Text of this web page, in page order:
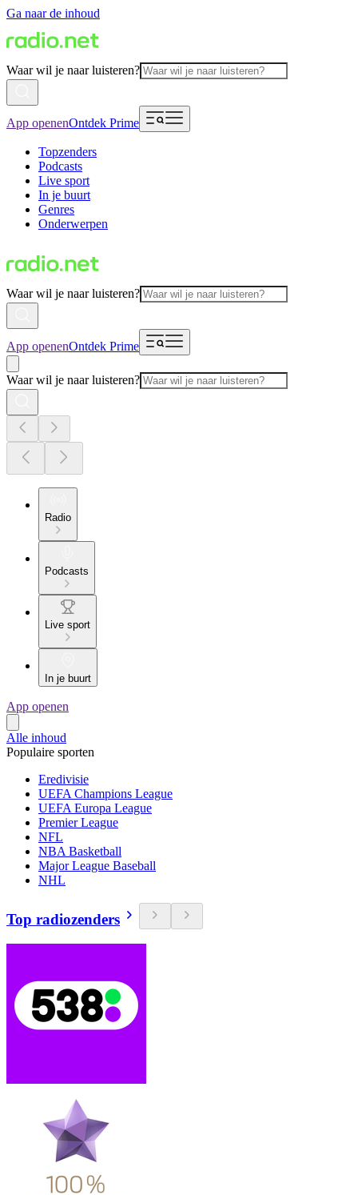
Ga naar de inhoud
Waar wil je naar luisteren?
App openenOntdek Prime
Topzenders
Podcasts
Live sport
In je buurt
Genres
Onderwerpen
Waar wil je naar luisteren?
App openenOntdek Prime
Waar wil je naar luisteren?
Radio
Podcasts
Live sport
In je buurt
App openen
Alle inhoud
Populaire sporten
Eredivisie
UEFA Champions League
UEFA Europa League
Premier League
NFL
NBA Basketball
Major League Baseball
NHL
Top radiozenders